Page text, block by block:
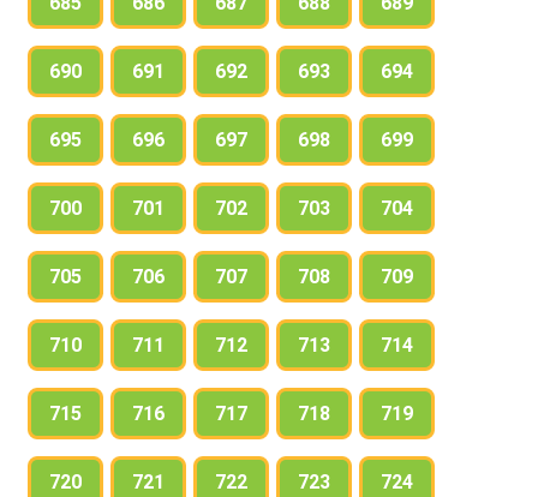
690 691 692 693 694
695 696 697 698 699
700 701 702 703 704
705 706 707 708 709
710 711 712 713 714
715 716 717 718 719
720 721 722 723 724